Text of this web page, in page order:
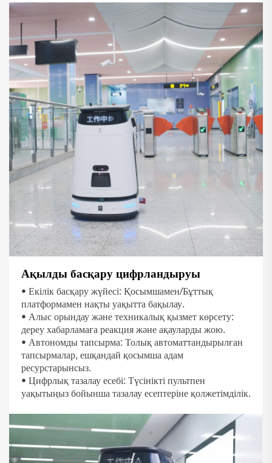
Ақылды басқару цифрландыруы
• Екілік басқару жүйесі: Қосымшамен/Бұттық
платформамен нақты уақытта бақылау.
• Алыс орындау және техникалық қызмет көрсету:
дереу хабарламаға реакция және ақауларды жою.
• Автономды тапсырма: Толық автоматтандырылған
тапсырмалар, ешқандай қосымша адам
ресурстарынсыз.
• Цифрлық тазалау есебі: Түсінікті пультпен
уақытыңыз бойынша тазалау есептеріне қолжетімділік.